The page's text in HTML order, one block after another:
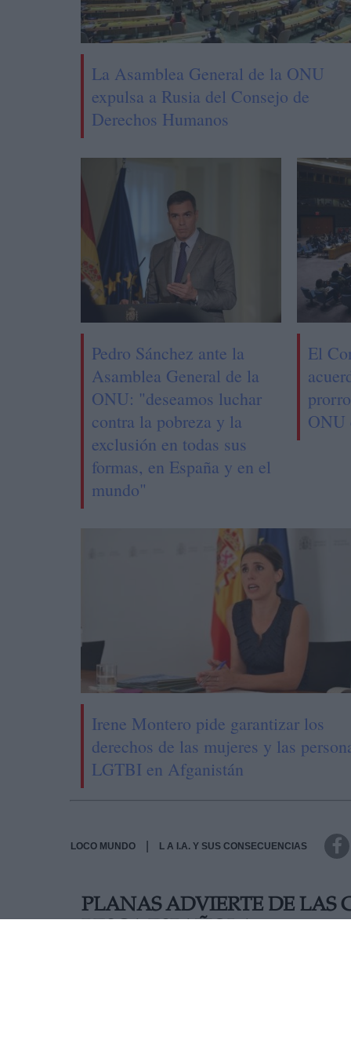
La Asamblea General de la ONU
expulsa a Rusia del Consejo de
Derechos Humanos
Pedro Sánchez ante la
Asamblea General de la
ONU: "deseamos luchar
contra la pobreza y la
exclusión en todas sus
formas, en España y en el
mundo"
El
ONU
Irene Montero pide garantizar los
derechos de las mujeres y las
LGTBI en Afganistán
LOCO MUNDO L A I.A. Y SUS CONSECUENCIAS
PLANAS ADVIERTE DE LAS